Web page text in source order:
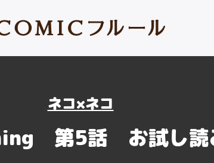
ネコ×ネコ
第5話 お試し読